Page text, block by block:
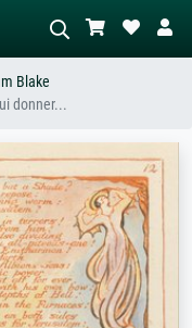
la scène – ex. prairie verte,
avec beaucoup de rouge,
sombre, nu debout près d'un
arbre.
Blake
donner...